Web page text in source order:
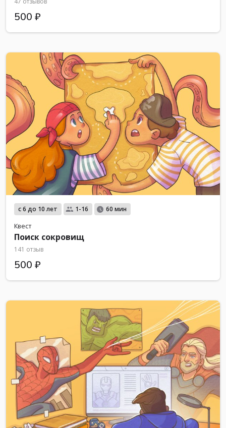
500 ₽
с 6 до 10 лет 1-16 60 мин
Квест
Поиск сокровищ
141 отзыв
500 ₽